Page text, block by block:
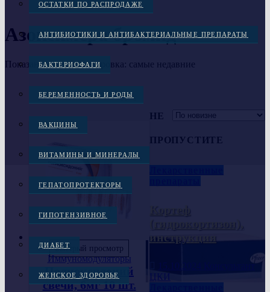
ОСТАТКИ ПО РАСПРОДАЖЕ
АНТИБИОТИКИ И АНТИБАКТЕРИАЛЬНЫЕ ПРЕПАРАТЫ
БАКТЕРИОФАГИ
БЕРЕМЕННОСТЬ И РОДЫ
ВАКЦИНЫ
ВИТАМИНЫ И МИНЕРАЛЫ
ГЕПАТОПРОТЕКТОРЫ
ГИПОТЕНЗИВНОЕ
ДИАБЕТ
ЖЕНСКОЕ ЗДОРОВЬЕ
Азоксимера бромид
Показаны все (2)Сортировка: самые недавние
Быстрый просмотр
Иммуномодуляторы
Полиоксидоний
свечи, 6мг 10 шт.
НЕ
ПРОПУСТИТЕ
инструкция
Консультант
ЦКИ